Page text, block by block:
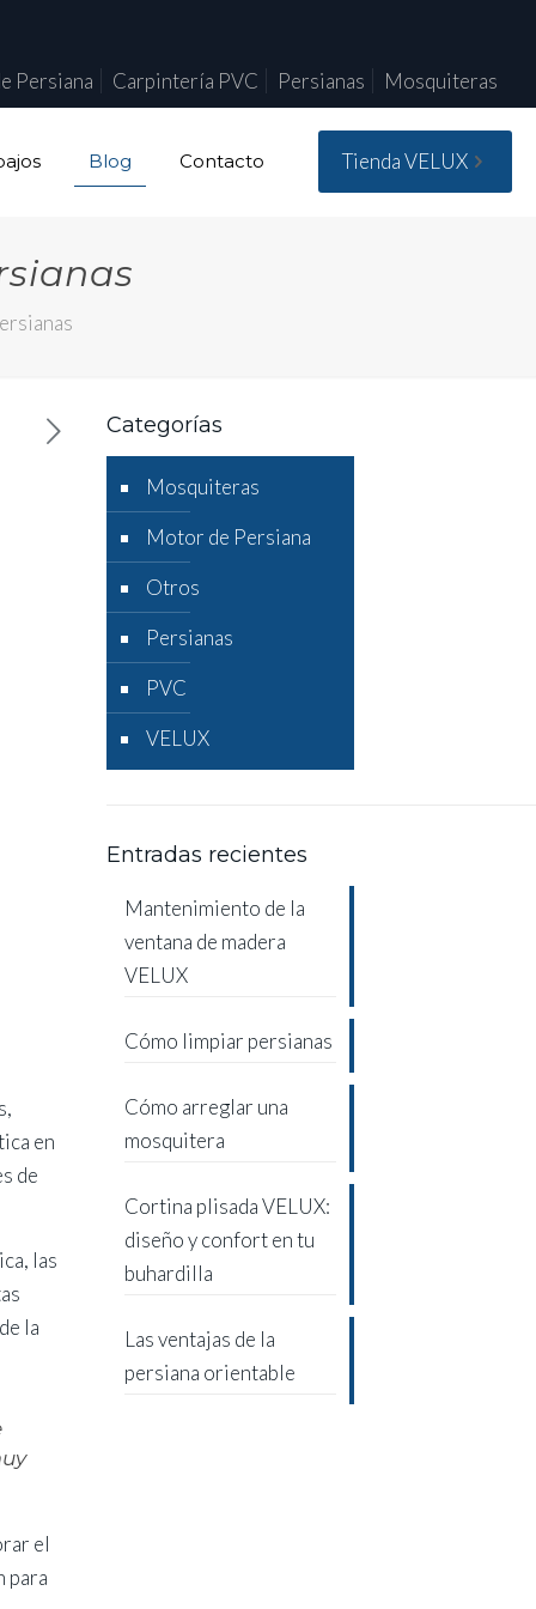
Persiana Carpintería PVC Persianas Mosquiteras
Blog Contacto Tienda VELUX
en
de
las
la
el
para
Categorías
Mosquiteras
Motor de Persiana
Otros
Persianas
PVC
VELUX
Entradas recientes
Mantenimiento de la
ventana de madera
VELUX
Cómo limpiar persianas
Cómo arreglar una
mosquitera
Cortina plisada VELUX:
diseño y confort en tu
buhardilla
Las ventajas de la
persiana orientable